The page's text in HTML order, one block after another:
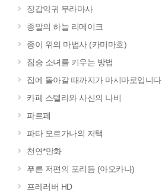
장갑악귀 무라마사
종말의 하늘 리메이크
종이 위의 마법사 (카미마호)
짐승 소녀를 키우는 방법
집에 돌아갈 때까지가 마시마로입니다
카페 스텔라와 사신의 나비
파르페
파타 모르가나의 저택
천연*만화
푸른 저편의 포리듬 (아오카나)
프레러버 HD